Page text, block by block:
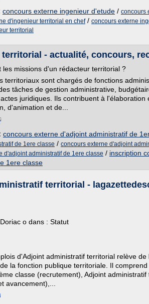
concours externe ingenieur d'etude / concours
d'ingenieur territorial en chef/ concours externe
territorial
territorial - actualité, concours,
les missions d'un rédacteur territorial ?
territoriaux sont chargés de fonctions
tâches de gestion administrative,
juridiques. Ils contribuent à
d'animation et de...
concours externe d'adjoint administratif de
de 1ere classe / concours externe d'adjoint
d'adjoint administratif de 1ere classe / inscription
1ere classe
territorial -
o dans : Statut
d'Adjoint administratif territorial relève
la fonction publique territoriale. Il
classe (recrutement), Adjoint
avancement),...